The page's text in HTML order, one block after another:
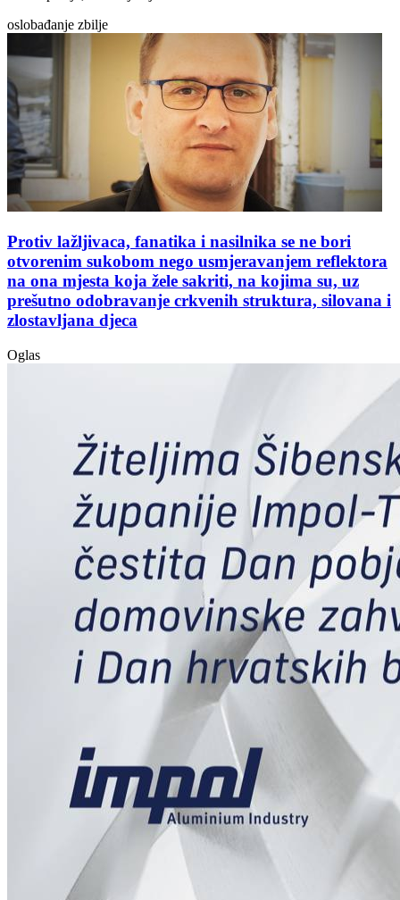
oslobađanje zbilje
Protiv lažljivaca, fanatika i nasilnika se ne bori
otvorenim sukobom nego usmjeravanjem reflektora
na ona mjesta koja žele sakriti, na kojima su, uz
prešutno odobravanje crkvenih struktura, silovana i
zlostavljana djeca
Oglas